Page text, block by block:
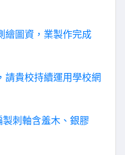
繪圖資，業製作完成
請貴校持續運用學校網
刺軸含羞木、銀膠